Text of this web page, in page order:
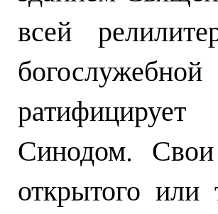
всей
Синодом.
открытого или